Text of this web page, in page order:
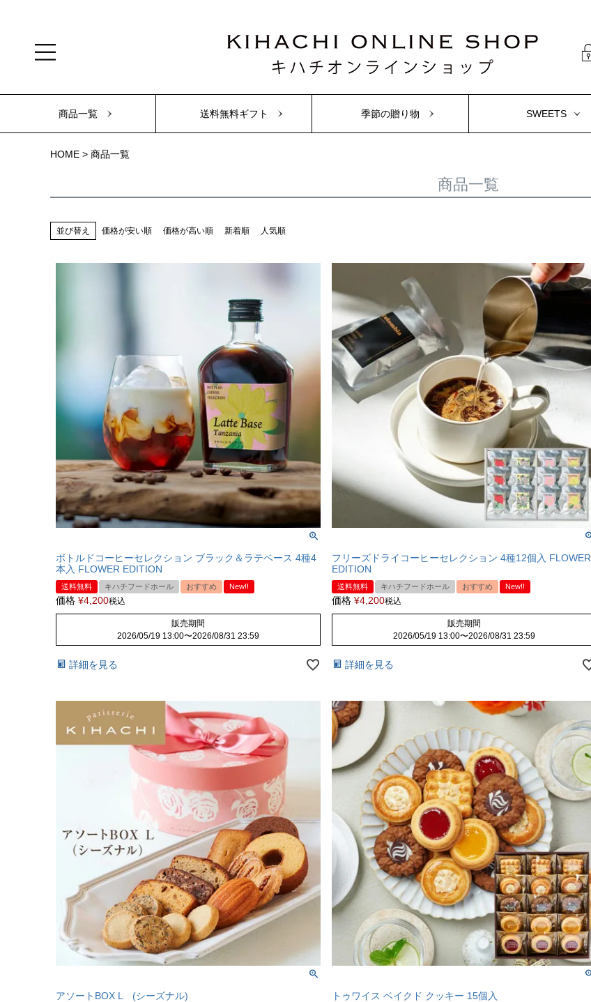
商品一覧 送料無料ギフト 季節の贈り物 SWEETS
HOME 商品一覧
商品一覧
並び替え 価格が安い順 価格が高い順 新着順 人気順
ボトルドコーヒーセレクション ブラック＆ラテベース 4種4
本入 FLOWER EDITION
送料無料 キハチフードホール おすすめ New!!
価格 ¥4,200税込
販売期間
2026/05/19 13:00〜2026/08/31 23:59
詳細を見る
フリーズドライコーヒーセレクション 4種12個入 FLOWER
EDITION
送料無料 キハチフードホール おすすめ New!!
価格 ¥4,200税込
販売期間
2026/05/19 13:00〜2026/08/31 23:59
詳細を見る
アソートBOX L (シーズナル)
トゥワイス ベイクド クッキー 15個入